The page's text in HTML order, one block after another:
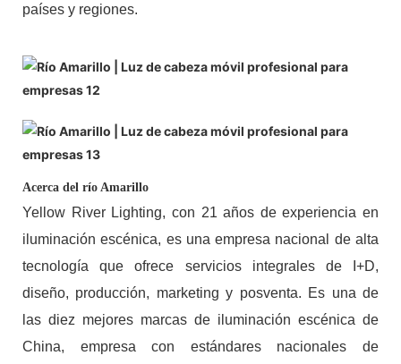
países y regiones.
Acerca del río Amarillo
Yellow River Lighting, con 21 años de experiencia en
iluminación escénica, es una empresa nacional de alta
tecnología que ofrece servicios integrales de I+D,
diseño, producción, marketing y posventa. Es una de
las diez mejores marcas de iluminación escénica de
China, empresa con estándares nacionales de